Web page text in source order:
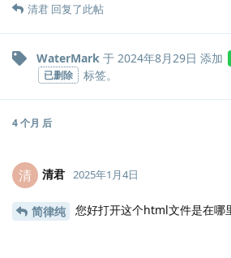
清君 回复了此帖
WaterMark 于 2024年8月29日 添加
已删除 标签。
4 个月 后
清 清君 2025年1月4日
简律纯 您好打开这个html文件是在哪